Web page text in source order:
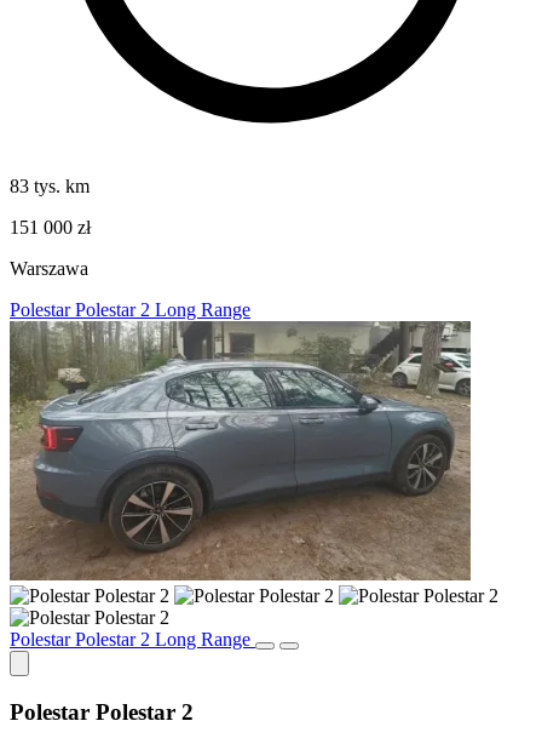
83 tys. km
151 000 zł
Warszawa
Polestar Polestar 2 Long Range
Polestar Polestar 2 Long Range
Polestar Polestar 2